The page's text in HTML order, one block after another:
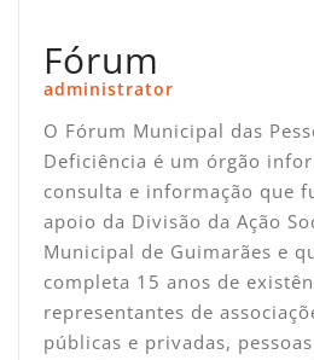
Fórum
administrator
O Fórum Municipal das
Deficiência é um órgão
consulta e informação que
apoio da Divisão da Ação
Municipal de Guimarães e
completa 15 anos de
representantes de
públicas e privadas,